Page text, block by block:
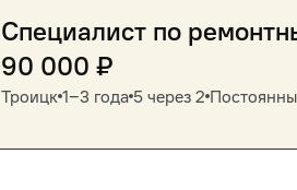
Специалист по
90 000 ₽
Троицк 1‒3 года 5 через 2